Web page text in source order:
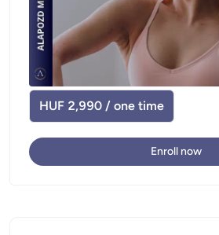
HUF 2,990 / one time
Enroll now